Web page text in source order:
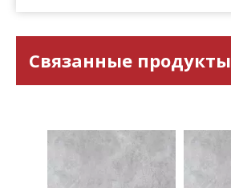
Связанные продукты